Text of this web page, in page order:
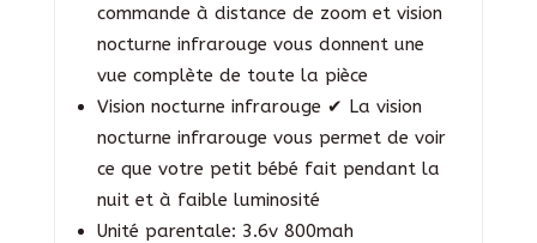
commande à distance de zoom et vision
nocturne infrarouge vous donnent une
vue complète de toute la pièce
Vision nocturne infrarouge ✔ La vision
nocturne infrarouge vous permet de voir
ce que votre petit bébé fait pendant la
nuit et à faible luminosité
Unité parentale: 3.6v 800mah